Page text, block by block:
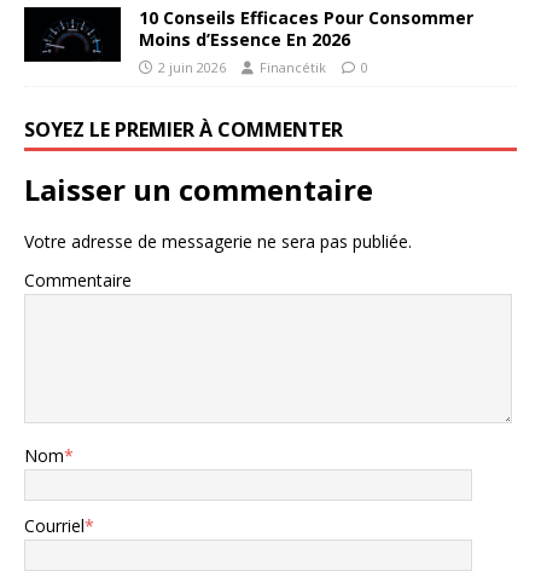
10 Conseils Efficaces Pour Consommer
Moins d’Essence En 2026
2 juin 2026 Financétik 0
SOYEZ LE PREMIER À COMMENTER
Laisser un commentaire
Votre adresse de messagerie ne sera pas publiée.
Commentaire
Nom*
Courriel*